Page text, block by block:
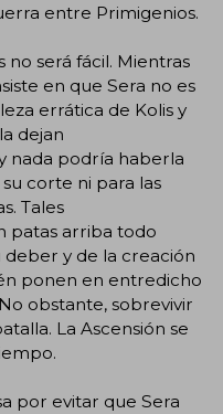
entre Primigenios.
será fácil. Mientras
en que Sera no es
errática de Kolis y
dejan
nada podría haberla
corte ni para las
Tales
patas arriba todo
y de la creación
ponen en entredicho
obstante, sobrevivir
La Ascensión se
por evitar que Sera